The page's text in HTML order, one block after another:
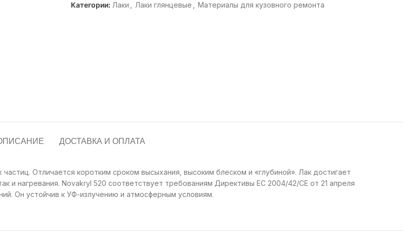
Категории: Лаки Лаки глянцевые Материалы для кузовного ремонта
ДОСТАВКА И ОПЛАТА
Отличается коротким сроком высыхания, высоким блеском и «глубиной». Лак достигает
и нагревания. Novakryl 520 соответствует требованиям Директивы ЕС 2004/42/CE от 21 апреля
Он устойчив к УФ-излучению и атмосферным условиям.